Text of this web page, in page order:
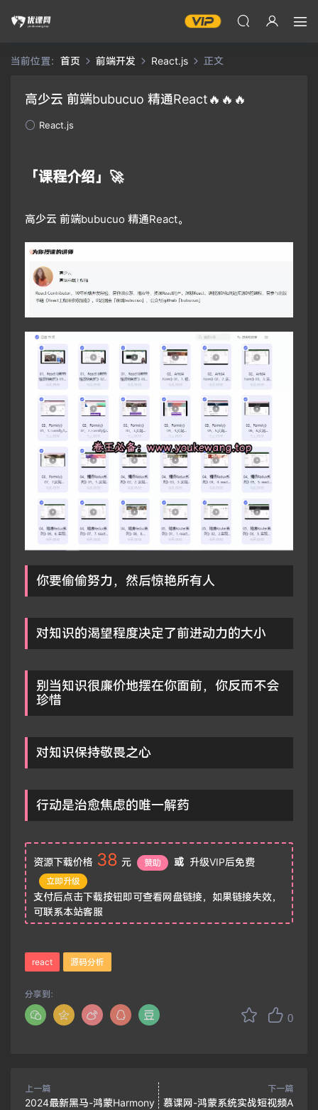
当前位置： 首页 前端开发 React.js 正文
高少云 前端bubucuo 精通React🔥🔥🔥
React.js
「课程介绍」🚀
高少云 前端bubucuo 精通React。
你要偷偷努力，然后惊艳所有人
对知识的渴望程度决定了前进动力的大小
别当知识很廉价地摆在你面前，你反而不会
珍惜
对知识保持敬畏之心
行动是治愈焦虑的唯一解药
资源下载价格 38 元 赞助 或 升级VIP后免费
立即升级
支付后点击下载按钮即可查看网盘链接，如果链接失效，
可联系本站客服
react 源码分析
0
分享到：
上一篇
2024最新黑马-鸿蒙Harmony
下一篇
慕课网-鸿蒙系统实战短视频A